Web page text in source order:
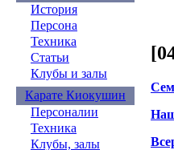
История
Персона
Техника
Статьи
Клубы и залы
Карате Киокушин
Персоналии
Техника
Клубы, залы